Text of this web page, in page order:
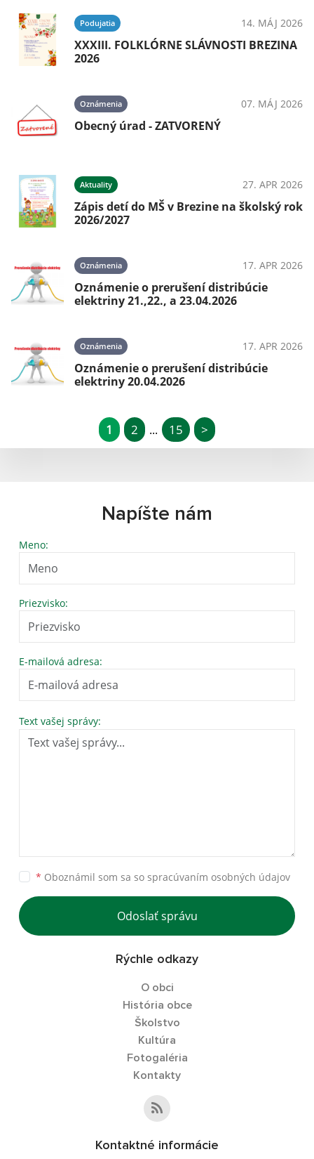
Podujatia 14. MÁJ 2026
XXXIII. FOLKLÓRNE SLÁVNOSTI BREZINA
2026
Oznámenia 07. MÁJ 2026
Obecný úrad - ZATVORENÝ
Aktuality 27. APR 2026
Zápis detí do MŠ v Brezine na školský rok
2026/2027
Oznámenia 17. APR 2026
Oznámenie o prerušení distribúcie
elektriny 21.,22., a 23.04.2026
Oznámenia 17. APR 2026
Oznámenie o prerušení distribúcie
elektriny 20.04.2026
1 2 ... 15 >
Napíšte nám
Meno:
Priezvisko:
E-mailová adresa:
Text vašej správy:
* Oboznámil som sa so spracúvaním osobných údajov
Odoslať správu
Rýchle odkazy
O obci
História obce
Školstvo
Kultúra
Fotogaléria
Kontakty
Kontaktné informácie